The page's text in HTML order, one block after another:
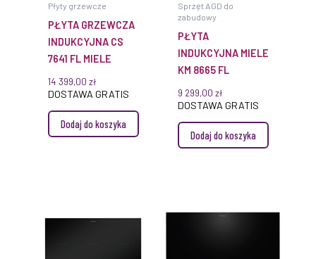
Płyty grzewcze
PŁYTA GRZEWCZA
INDUKCYJNA CS
7641 FL MIELE
14 399,00 zł
DOSTAWA GRATIS
Dodaj do koszyka
Sprzęt AGD do
zabudowy
PŁYTA
INDUKCYJNA MIELE
KM 8665 FL
9 299,00 zł
DOSTAWA GRATIS
Dodaj do koszyka